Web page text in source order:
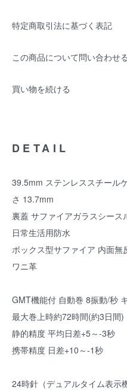
特定商取引法に基づく表記
この商品について問い合わせる
買い物を続ける
DETAIL
39.5mm ステンレススチール
さ 13.7mm
裏蓋 サファイアガラスシース
日常生活用防水
ボックス型サファイア 内面無
ワニ革
GMT機能付 自動巻 8振動/秒
最大巻上時約72時間(約3日間)
静的精度 平均日差+5～-3秒
携帯精度 日差+10～-1秒
24時針（デュアルタイム表示